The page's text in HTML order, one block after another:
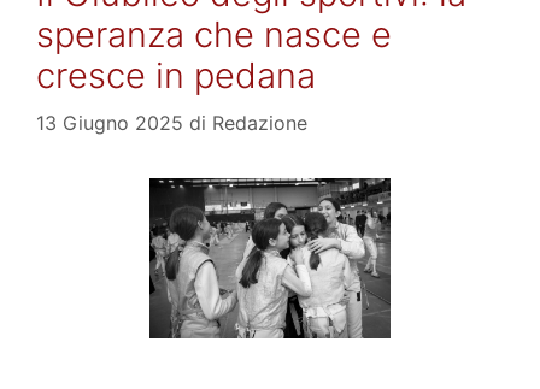
speranza che nasce e
cresce in pedana
13 Giugno 2025 di Redazione